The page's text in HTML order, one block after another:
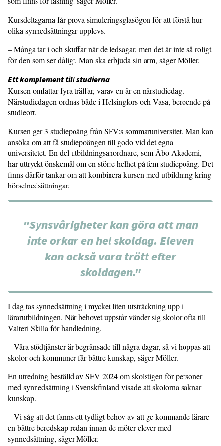
Kursdeltagarna får prova simulerings­glasögon för att förstå hur
olika synned­sättningar upplevs.
– Många tar i och skuffar när de ledsagar, men det är inte så roligt
för den som ser dåligt. Man ska erbjuda sin arm, säger Möller.
Ett komplement till studierna
Kursen omfattar fyra träffar, varav en är en närstudiedag.
Närstudiedagen ordnas både i Helsingfors och Vasa, beroende på
studieort.
Kursen ger 3 studiepoäng från SFV:s sommaruniversitet. Man kan
ansöka om att få studiepoängen till godo vid det egna
universitetet. En del utbildningsanordnare, som Åbo Akademi,
har uttryckt önskemål om en större helhet på fem studiepoäng. Det
finns därför tankar om att kombinera kursen med utbildning kring
hörselnedsättningar.
"Synsvårigheter kan göra att man
inte orkar en hel skoldag. Eleven
kan också vara trött efter
skoldagen."
I dag tas synnedsättning i mycket liten utsträckning upp i
lärarutbildningen. När behovet uppstår vänder sig skolor ofta till
Valteri Skilla för handledning.
– Våra stödtjänster är begränsade till några dagar, så vi hoppas att
skolor och kommuner får bättre kunskap, säger Möller.
En utredning beställd av SFV 2024 om skolstigen för personer
med synnedsätt­ning i Svenskfinland visade att skolorna saknar
kunskap.
– Vi såg att det fanns ett tydligt behov av att ge kommande lärare
en bättre beredskap redan innan de möter elever med
synnedsättning, säger Möller.